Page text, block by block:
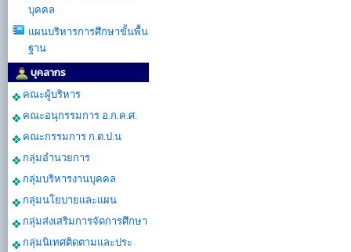
บุคคล
แผนบริหารการศึกษาขั้นพื้น
ฐาน
บุคลากร
คณะผู้บริหาร
คณะอนุกรรมการ อ.ก.ค.ศ.
คณะกรรมการ ก.ต.ป.น
กลุ่มอำนวยการ
กลุ่มบริหารงานบุคคล
กลุ่มนโยบายและแผน
กลุ่มส่งเสริมการจัดการศึกษา
กลุ่มนิเทศติดตามและประ